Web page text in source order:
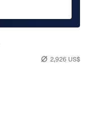
2,926 US$